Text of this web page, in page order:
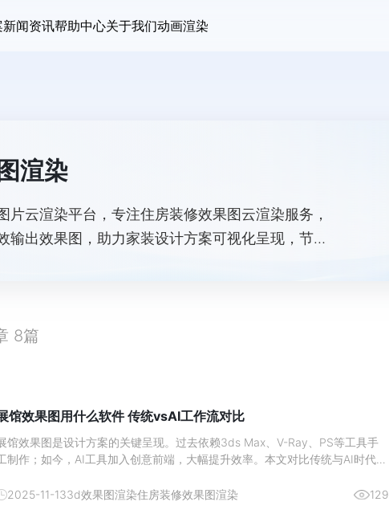
新闻资讯帮助中心关于我们动画渲染
渲染
片云渲染平台，专注住房装修效果图云渲染服务，
输出效果图，助力家装设计方案可视化呈现，节省
8篇
馆效果图用什么软件 传统vsAI工作流对比
馆效果图是设计方案的关键呈现。过去依赖3ds Max、V-Ray、PS等工具手
制作；如今，AI工具加入创意前端，大幅提升效率。本文对比传统与AI时代的
2025-11-133d效果图渲染住房装修效果图渲染 129